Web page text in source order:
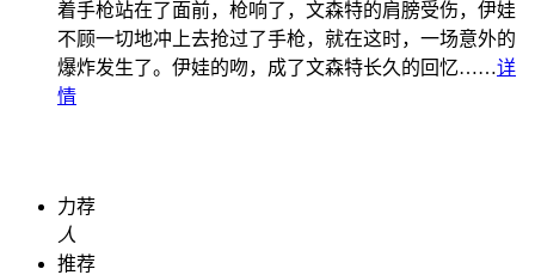
着手枪站在了面前，枪响了，文森特的肩膀受伤，伊娃
不顾一切地冲上去抢过了手枪，就在这时，一场意外的
爆炸发生了。伊娃的吻，成了文森特长久的回忆……详
情
力荐
人
推荐